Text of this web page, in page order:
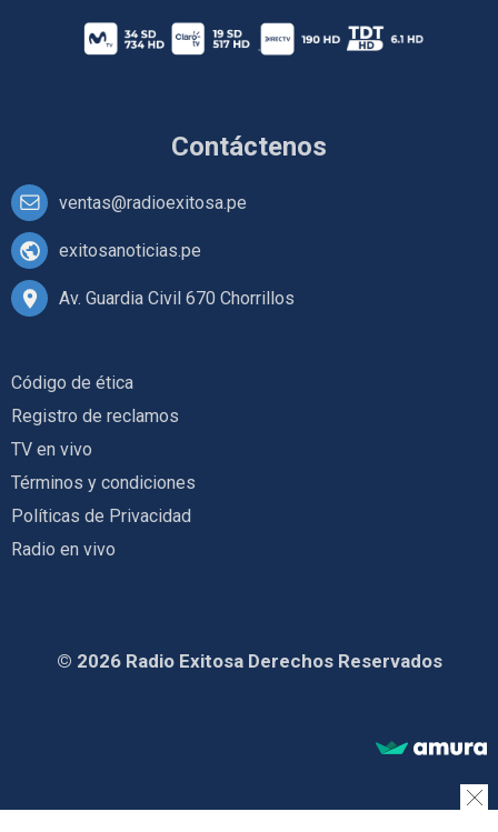
Contáctenos
ventas@radioexitosa.pe
exitosanoticias.pe
Av. Guardia Civil 670 Chorrillos
Código de ética
Registro de reclamos
TV en vivo
Términos y condiciones
Políticas de Privacidad
Radio en vivo
© 2026 Radio Exitosa Derechos Reservados